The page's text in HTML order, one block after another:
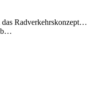
Radverkehrskonzept…
b…